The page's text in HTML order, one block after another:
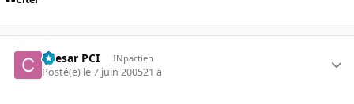
Caesar PCI INpactien
Posté(e) le 7 juin 200521 a